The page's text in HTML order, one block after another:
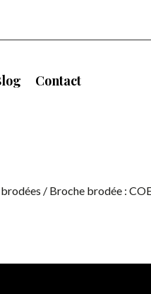
Contact
/ Broche brodée :